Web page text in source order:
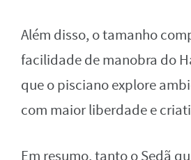
Além disso, o tamanho
facilidade de manobra do
que o pisciano explore
com maior liberdade e